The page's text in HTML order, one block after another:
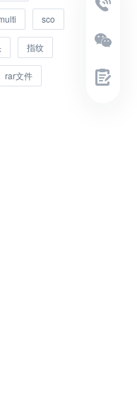
sco
指纹
rar文件